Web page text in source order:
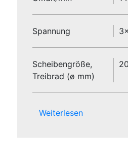
Spannung
Scheibengröße,
Treibrad (ø mm)
Weiterlesen